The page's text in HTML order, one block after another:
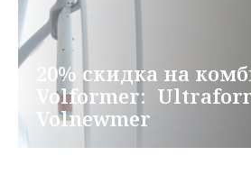
20% скидка на
Volformer: ㅤㅤㅤㅤ ㅤ
Volnewmer